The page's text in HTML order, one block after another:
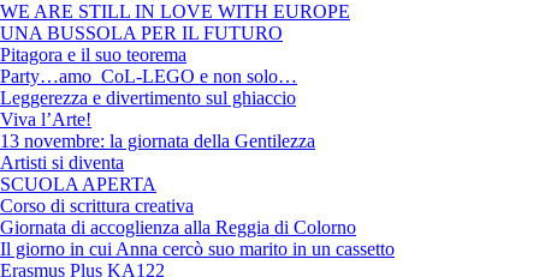
WE ARE STILL IN LOVE WITH EUROPE
UNA BUSSOLA PER IL FUTURO
Pitagora e il suo teorema
Party…amo CoL-LEGO e non solo…
Leggerezza e divertimento sul ghiaccio
Viva l’Arte!
13 novembre: la giornata della Gentilezza
Artisti si diventa
SCUOLA APERTA
Corso di scrittura creativa
Giornata di accoglienza alla Reggia di Colorno
Il giorno in cui Anna cercò suo marito in un cassetto
Erasmus Plus KA122